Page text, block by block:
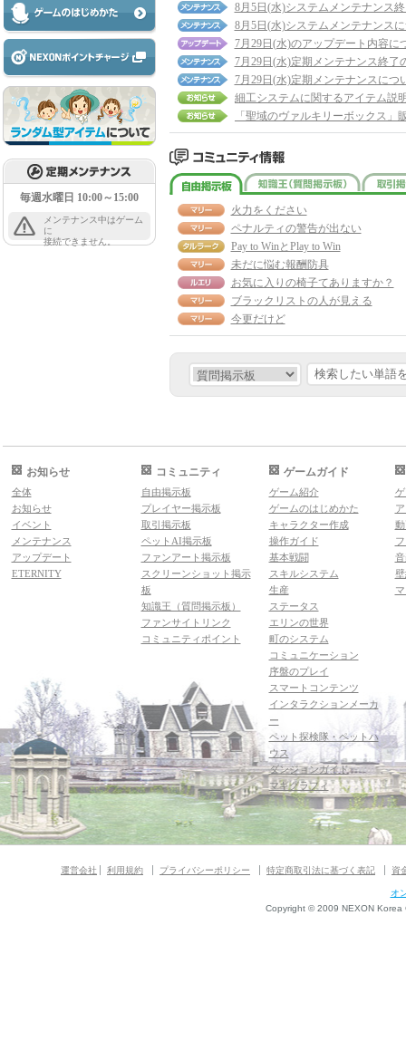
毎週水曜日 10:00～15:00
メンテナンス中はゲーム
に
接続できません。
8月5日(水)システムメンテナンス
8月5日(水)システムメンテナンス
7月29日(水)のアップデート内容に
7月29日(水)定期メンテナンス終了
7月29日(水)定期メンテナンスにつ
細工システムに関するアイテム説
自由掲示板 知識
火力をください
ペナルティの警告が出ない
Pay to WinとPlay to Win
未だに悩む報酬防具
お気に入りの椅子てありますか？
ブラックリストの人が見える
今更だけど
お知らせ
全体
お知らせ
イベント
メンテナンス
アップデート
ETERNITY
コミュニティ
自由掲示板
プレイヤー掲示板
取引掲示板
ペットAI掲示板
ファンアート掲示板
スクリーンショット掲示
板
知識王（質問掲示板）
ファンサイトリンク
コミュニティポイント
ゲームガイド
ゲーム紹介
ゲームのはじめかた
キャラクター作成
操作ガイド
基本戦闘
スキルシステム
生産
ステータス
エリンの世界
町のシステム
コミュニケーション
序盤のプレイ
スマートコンテンツ
インタラクションメーカ
ー
ペット探検隊・ペットハ
ウス
ダンジョンガイド
マギグラフィ
運営会社 利用規約 プライバシーポリシー 特定商取引法に基づく表記 資
オ
Copyright © 2009 NEXON Korea